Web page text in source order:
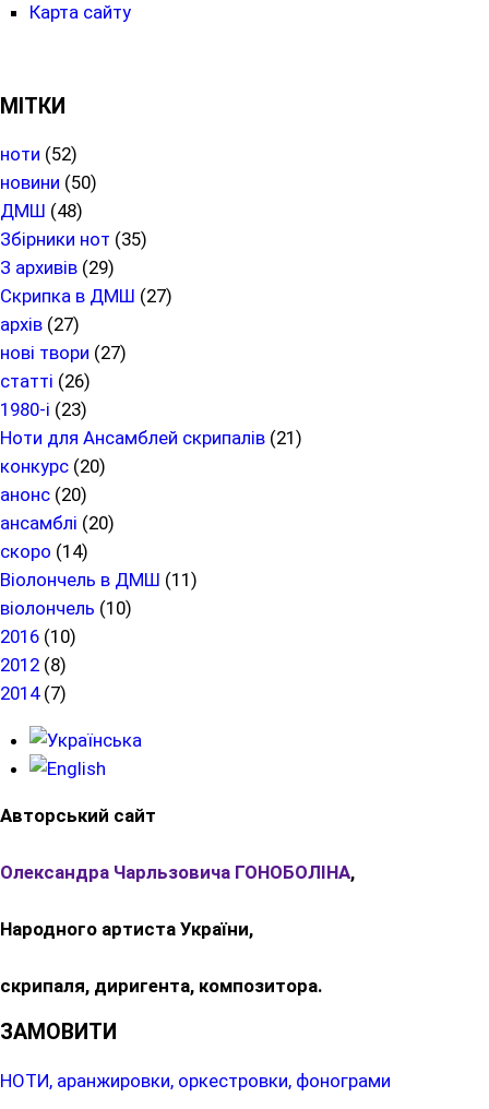
Карта сайту
МІТКИ
ноти (52)
новини (50)
ДМШ (48)
Збірники нот (35)
З архивів (29)
Скрипка в ДМШ (27)
архів (27)
нові твори (27)
статті (26)
1980-і (23)
Ноти для Ансамблей скрипалів (21)
конкурс (20)
анонс (20)
ансамблі (20)
скоро (14)
Віолончель в ДМШ (11)
віолончель (10)
2016 (10)
2012 (8)
2014(7)
Авторський сайт
Олександра Чарльзовича ГОНОБОЛІНА,
Народного артиста України,
скрипаля, диригента, композитора.
ЗАМОВИТИ
НОТИ, аранжировки, оркестровки, фонограми